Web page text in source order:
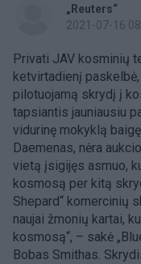
„Reuters“
2021-07-16
Privati JAV kosminių
ketvirtadienį
pilotuojamą skrydį į
tapsiantis jauniausiu
vidurinę mokyklą
Daemenas, nėra
vietą įsigijęs asmuo,
kosmosą per kitą
Shepard“ komercinių
naujai žmonių kartai,
kosmosą“, – sakė
Bobas Smithas.